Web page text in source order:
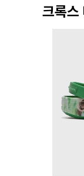
크록스